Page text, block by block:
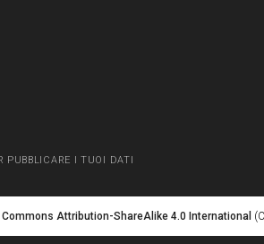
PUBBLICARE I TUOI DATI
Commons Attribution-ShareAlike 4.0 International